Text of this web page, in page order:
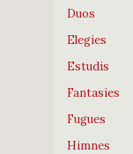
Duos
Elegies
Estudis
Fantasies
Fugues
Himnes